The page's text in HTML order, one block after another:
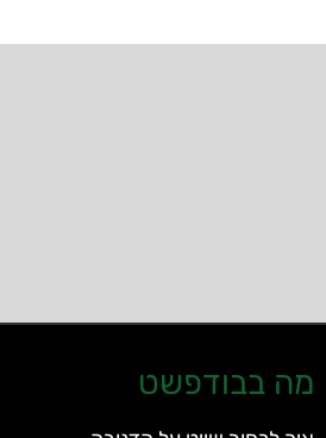
מה בבודפשט